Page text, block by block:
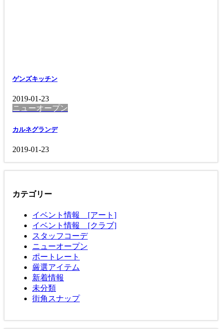
ゲンズキッチン
2019-01-23
ニューオープン
カルネグランデ
2019-01-23
カテゴリー
イベント情報 [アート]
イベント情報 [クラブ]
スタッフコーデ
ニューオープン
ポートレート
厳選アイテム
新着情報
未分類
街角スナップ